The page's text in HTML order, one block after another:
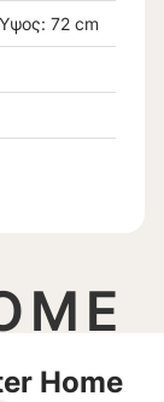
72 cm
Home